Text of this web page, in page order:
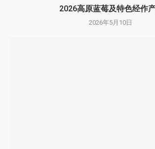
2026高原蓝莓及特色经作
2026年5月10日